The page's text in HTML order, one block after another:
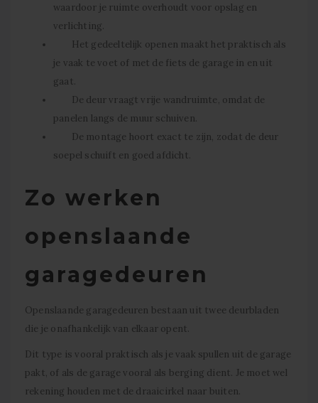
waardoor je ruimte overhoudt voor opslag en
verlichting.
Het gedeeltelijk openen maakt het praktisch als
je vaak te voet of met de fiets de garage in en uit
gaat.
De deur vraagt vrije wandruimte, omdat de
panelen langs de muur schuiven.
De montage hoort exact te zijn, zodat de deur
soepel schuift en goed afdicht.
Zo werken
openslaande
garagedeuren
Openslaande garagedeuren bestaan uit twee deurbladen
die je onafhankelijk van elkaar opent.
Dit type is vooral praktisch als je vaak spullen uit de garage
pakt, of als de garage vooral als berging dient. Je moet wel
rekening houden met de draaicirkel naar buiten.